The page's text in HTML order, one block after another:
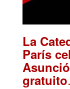
La
París
gratuito